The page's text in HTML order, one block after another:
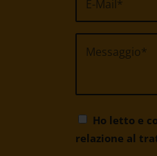
Ho letto e
relazione al